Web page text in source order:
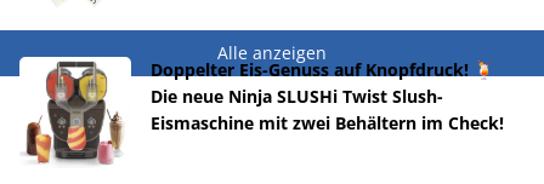
Alle anzeigen
Doppelter Eis-Genuss auf Knopfdruck! 🍹
Die neue Ninja SLUSHi Twist Slush-
Eismaschine mit zwei Behältern im Check!